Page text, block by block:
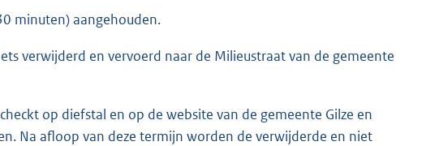
minuten) aangehouden.
verwijderd en vervoerd naar de Milieustraat van de gemeente
op diefstal en op de website van de gemeente Gilze en
Na afloop van deze termijn worden de verwijderde en niet